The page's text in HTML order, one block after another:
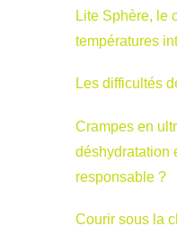
Lite Sphère, le
températures
Les difficultés
Crampes en
déshydratation
responsable ?
Courir sous la